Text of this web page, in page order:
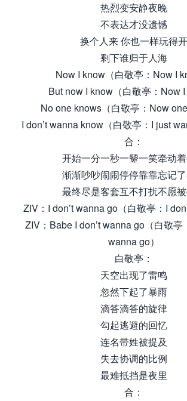
热烈变安静夜晚
不表达才没遗憾
换个人来 你也一样玩得开
剩下谁归于人海
Now I know（白敬亭：Now I
But now I know（白敬亭：Now I
No one knows（白敬亭：Now one
I don’t wanna know（白敬亭：I just
合：
开始一分一秒一颦一笑牵动
渐渐吵吵闹闹停停靠靠忘记
最终尽是客套互不打扰不愿
ZIV：I don’t wanna go（白敬亭：I
ZIV：Babe I don’t wanna go（白敬亭
wanna go）
白敬亭：
天空出现了雷鸣
忽然下起了暴雨
滴答滴答的旋律
勾起逃避的回忆
连名带姓被提及
失去协调的比例
最难抵挡是夜里
合：